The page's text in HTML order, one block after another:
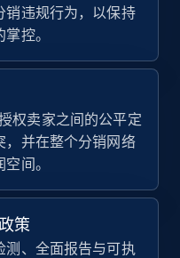
shop products
Currency, Initial
销违规行为，以保持
控。
权卖家之间的公平定
，并在整个分销网络
间。
策
测、全面报告与可执